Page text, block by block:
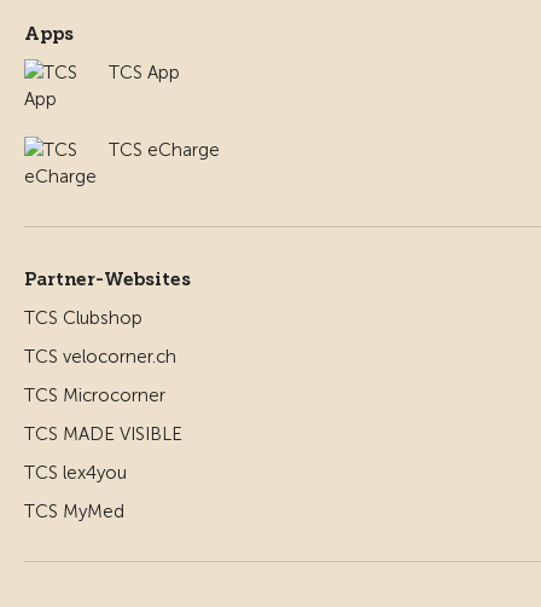
Apps
TCS App
TCS eCharge
Partner-Websites
TCS Clubshop
TCS velocorner.ch
TCS Microcorner
TCS MADE VISIBLE
TCS lex4you
TCS MyMed